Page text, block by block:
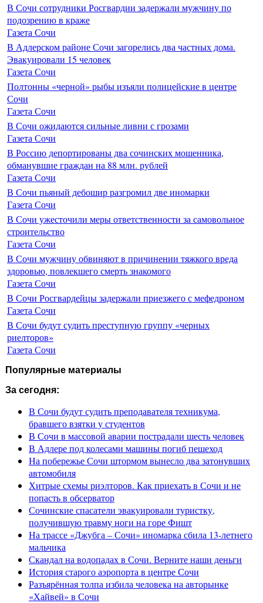
В Сочи сотрудники Росгвардии задержали мужчину по
подозрению в краже
Газета Сочи
В Адлерском районе Сочи загорелись два частных дома.
Эвакуировали 15 человек
Газета Сочи
Полтонны «черной» рыбы изъяли полицейские в центре
Сочи
Газета Сочи
В Сочи ожидаются сильные ливни с грозами
Газета Сочи
В Россию депортированы два сочинских мошенника,
обманувшие граждан на 88 млн. рублей
Газета Сочи
В Сочи пьяный дебошир разгромил две иномарки
Газета Сочи
В Сочи ужесточили меры ответственности за самовольное
строительство
Газета Сочи
В Сочи мужчину обвиняют в причинении тяжкого вреда
здоровью, повлекшего смерть знакомого
Газета Сочи
В Сочи Росгвардейцы задержали приезжего с мефедроном
Газета Сочи
В Сочи будут судить преступную группу «черных
риелторов»
Газета Сочи
Популярные материалы
За сегодня:
В Сочи будут судить преподавателя техникума,
бравшего взятки у студентов
В Сочи в массовой аварии пострадали шесть человек
В Адлере под колесами машины погиб пешеход
На побережье Сочи штормом вынесло два затонувших
автомобиля
Хитрые схемы риэлторов. Как приехать в Сочи и не
попасть в обсерватор
Сочинские спасатели эвакуировали туристку,
получившую травму ноги на горе Фишт
На трассе «Джубга – Сочи» иномарка сбила 13-летнего
мальчика
Скандал на водопадах в Сочи. Верните наши деньги
История старого аэропорта в центре Сочи
Разъярённая толпа избила человека на авторынке
«Хайвей» в Сочи